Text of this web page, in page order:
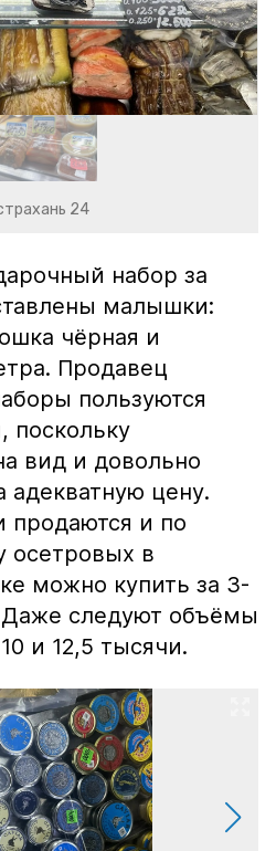
24
набор за
малышки:
чёрная и
Продавец
пользуются
поскольку
вид и довольно
адекватную цену.
и по
осетровых в
можно купить за 3-
следуют объёмы
и 12,5 тысячи.